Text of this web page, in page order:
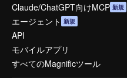
Claude/ChatGPT向けMCP 新規
エージェント 新規
API
モバイルアプリ
すべてのMagnificツール